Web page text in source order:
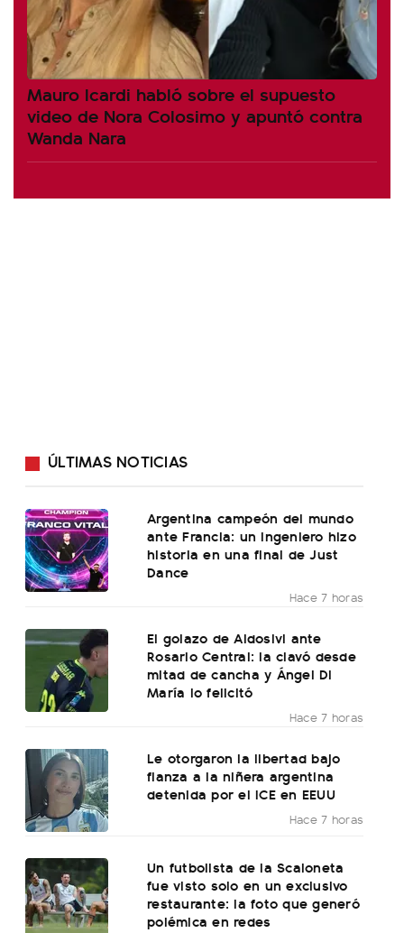
Mauro Icardi habló sobre el supuesto
video de Nora Colosimo y apuntó contra
Wanda Nara
ÚLTIMAS NOTICIAS
Argentina campeón del mundo
ante Francia: un ingeniero hizo
historia en una final de Just
Dance
Hace 7 horas
El golazo de Aldosivi ante
Rosario Central: la clavó desde
mitad de cancha y Ángel Di
María lo felicitó
Hace 7 horas
Le otorgaron la libertad bajo
fianza a la niñera argentina
detenida por el ICE en EEUU
Hace 7 horas
Un futbolista de la Scaloneta
fue visto solo en un exclusivo
restaurante: la foto que generó
polémica en redes